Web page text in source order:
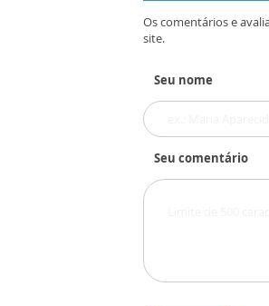
Os comentários e
site.
Seu nome
Seu comentário